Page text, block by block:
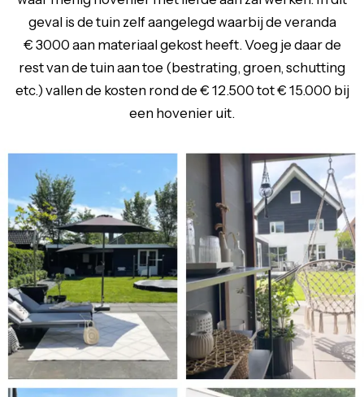
geval is de tuin zelf aangelegd waarbij de veranda
€ 3000 aan materiaal gekost heeft. Voeg je daar de
rest van de tuin aan toe (bestrating, groen, schutting
etc.) vallen de kosten rond de € 12.500 tot € 15.000 bij
een hovenier uit.